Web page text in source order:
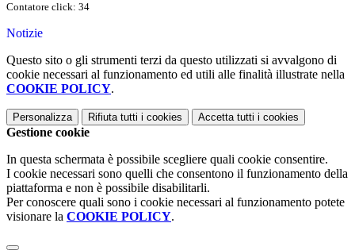
Contatore click: 34
Notizie
Questo sito o gli strumenti terzi da questo utilizzati si avvalgono di
cookie necessari al funzionamento ed utili alle finalità illustrate nella
COOKIE POLICY.
Personalizza Rifiuta tutti i cookies Accetta tutti i cookies
Gestione cookie
In questa schermata è possibile scegliere quali cookie consentire.
I cookie necessari sono quelli che consentono il funzionamento della
piattaforma e non è possibile disabilitarli.
Per conoscere quali sono i cookie necessari al funzionamento potete
visionare la COOKIE POLICY.